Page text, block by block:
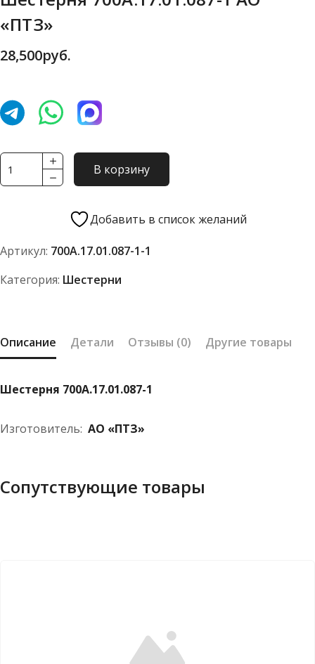
«ПТЗ»
28,500руб.
Количество
товара
700А.17.01.087-
АО
В корзину
Добавить в список желаний
Артикул: 700А.17.01.087-1-1
Категория: Шестерни
Описание Детали Отзывы (0) Другие товары
Шестерня 700А.17.01.087-1
Изготовитель: АО «ПТЗ»
Сопутствующие товары